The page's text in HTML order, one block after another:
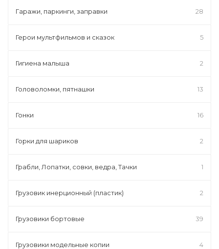
Гаражи, паркинги, заправки 28
Герои мультфильмов и сказок 5
Гигиена малыша 2
Головоломки, пятнашки 13
Гонки 16
Горки для шариков 2
Грабли, Лопатки, совки, ведра, Тачки 1
Грузовик инерционный (пластик) 2
Грузовики бортовые 39
Грузовики модельные копии 4